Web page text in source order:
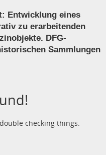
Entwicklung eines
zu erarbeitenden
DFG-
Sammlungen
checking things.